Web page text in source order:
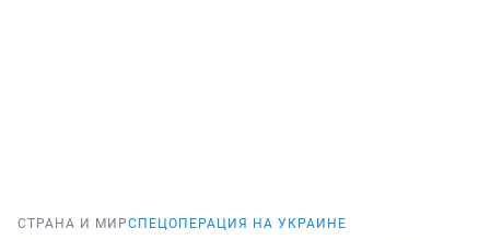
СТРАНА И МИРСПЕЦОПЕРАЦИЯ НА УКРАИНЕ